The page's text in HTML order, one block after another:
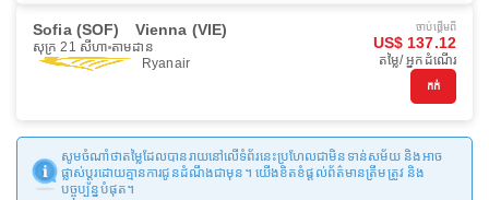
Sofia (SOF) Vienna (VIE)
សុក្រ 21 សីហា តាមដាន
Ryanair
ចាប់ផ្ដើមពី
US$ 137.12
តម្លៃ/ អ្នកដំណើរ
កក់
សូមចំណាំថាតម្លៃដែលបានរាយនៅលើទំព័រនេះប្រហែលជាមិនទាន់សម័យ និងអាច
ផ្លាស់ប្តូរដោយគ្មានការជូនដំណឹងជាមុន។ យើងខិតខំផ្តល់ព័ត៌មានត្រឹមត្រូវ និង
បច្ចុប្បន្នបំផុត។